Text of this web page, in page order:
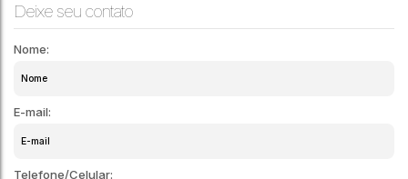
Deixe seu contato
Nome:
E-mail:
Telefone/Celular: